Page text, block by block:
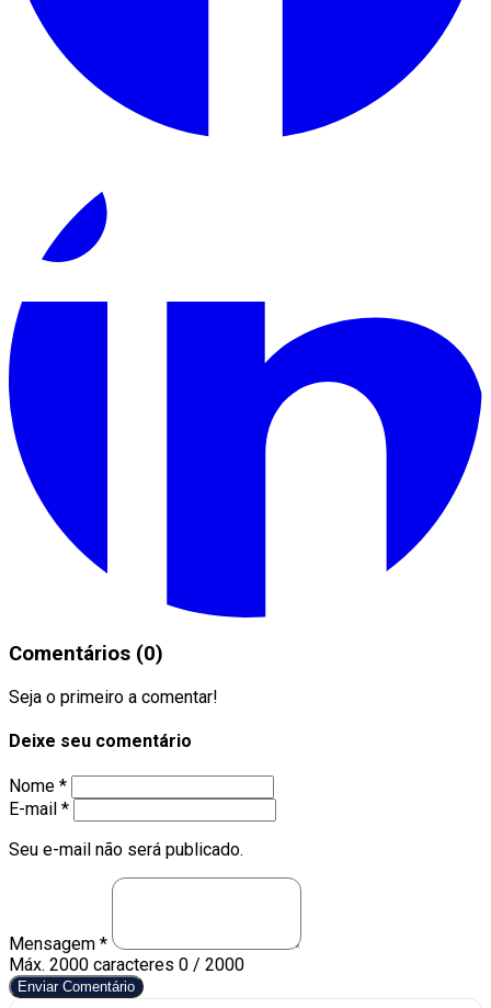
Comentários (0)
Seja o primeiro a comentar!
Deixe seu comentário
Nome *
E-mail *
Seu e-mail não será publicado.
Mensagem *
Máx. 2000 caracteres 0 / 2000
Enviar Comentário